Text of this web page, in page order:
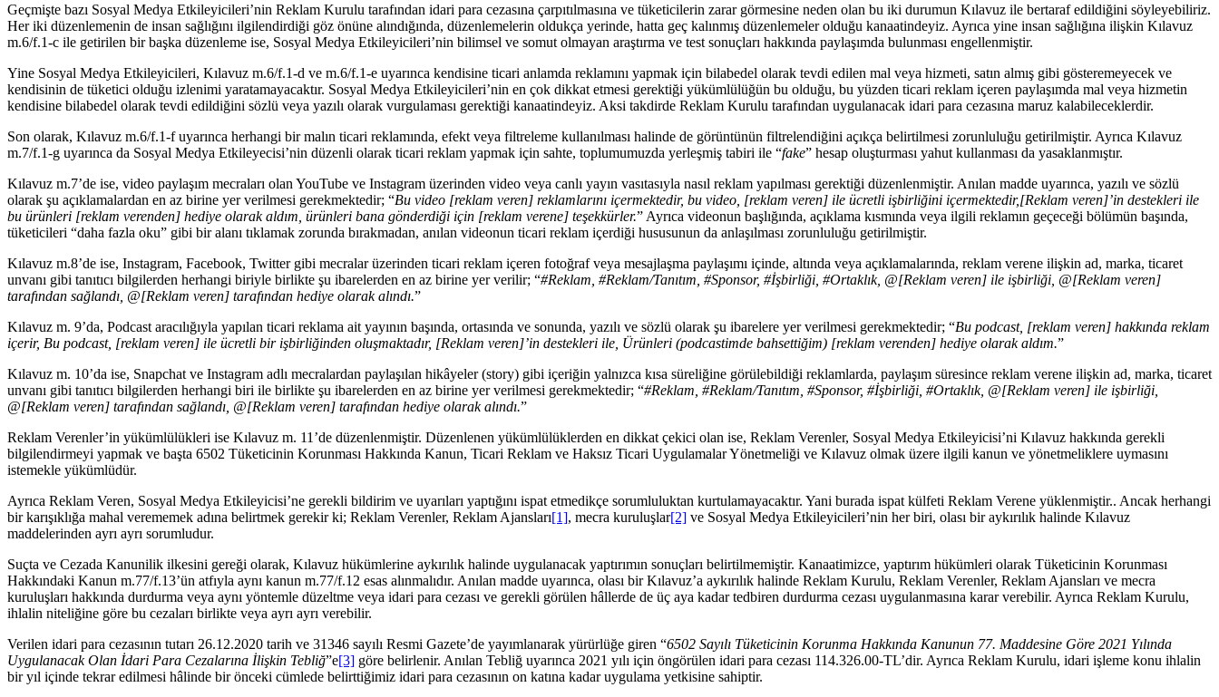
Geçmişte bazı Sosyal Medya Etkileyicileri’nin Reklam Kurulu tarafından idari para cezasına çarpıtılmasına ve tüketicilerin zarar görmesine neden olan bu iki durumun Kılavuz ile bertaraf edildiğini söyleyebiliriz.
Her iki düzenlemenin de insan sağlığını ilgilendirdiği göz önüne alındığında, düzenlemelerin oldukça yerinde, hatta geç kalınmış düzenlemeler olduğu kanaatindeyiz. Ayrıca yine insan sağlığına ilişkin Kılavuz
m.6/f.1-c ile getirilen bir başka düzenleme ise, Sosyal Medya Etkileyicileri’nin bilimsel ve somut olmayan araştırma ve test sonuçları hakkında paylaşımda bulunması engellenmiştir.
Yine Sosyal Medya Etkileyicileri, Kılavuz m.6/f.1-d ve m.6/f.1-e uyarınca kendisine ticari anlamda reklamını yapmak için bilabedel olarak tevdi edilen mal veya hizmeti, satın almış gibi gösteremeyecek ve
kendisinin de tüketici olduğu izlenimi yaratamayacaktır. Sosyal Medya Etkileyicileri’nin en çok dikkat etmesi gerektiği yükümlülüğün bu olduğu, bu yüzden ticari reklam içeren paylaşımda mal veya hizmetin
kendisine bilabedel olarak tevdi edildiğini sözlü veya yazılı olarak vurgulaması gerektiği kanaatindeyiz. Aksi takdirde Reklam Kurulu tarafından uygulanacak idari para cezasına maruz kalabileceklerdir.
Son olarak, Kılavuz m.6/f.1-f uyarınca herhangi bir malın ticari reklamında, efekt veya filtreleme kullanılması halinde de görüntünün filtrelendiğini açıkça belirtilmesi zorunluluğu getirilmiştir. Ayrıca Kılavuz
m.7/f.1-g uyarınca da Sosyal Medya Etkileyecisi’nin düzenli olarak ticari reklam yapmak için sahte, toplumumuzda yerleşmiş tabiri ile “fake” hesap oluşturması yahut kullanması da yasaklanmıştır.
Kılavuz m.7’de ise, video paylaşım mecraları olan YouTube ve Instagram üzerinden video veya canlı yayın vasıtasıyla nasıl reklam yapılması gerektiği düzenlenmiştir. Anılan madde uyarınca, yazılı ve sözlü
olarak şu açıklamalardan en az birine yer verilmesi gerekmektedir; “Bu video [reklam veren] reklamlarını içermektedir, bu video, [reklam veren] ile ücretli işbirliğini içermektedir,[Reklam veren]’in destekleri ile
bu ürünleri [reklam verenden] hediye olarak aldım , ürünleri bana gönderdiği için [reklam verene] teşekkürler.” Ayrıca videonun başlığında, açıklama kısmında veya ilgili reklamın geçeceği bölümün başında,
tüketicileri “daha fazla oku” gibi bir alanı tıklamak zorunda bırakmadan, anılan videonun ticari reklam içerdiği hususunun da anlaşılması zorunluluğu getirilmiştir.
Kılavuz m.8’de ise, Instagram, Facebook, Twitter gibi mecralar üzerinden ticari reklam içeren fotoğraf veya mesajlaşma paylaşımı içinde, altında veya açıklamalarında, reklam verene ilişkin ad, marka, ticaret
unvanı gibi tanıtıcı bilgilerden herhangi biriyle birlikte şu ibarelerden en az birine yer verilir; “#Reklam, #Reklam/Tanıtım, #Sponsor, #İşbirliği, #Ortaklık, @[Reklam veren] ile işbirliği, @[Reklam veren]
tarafından sağlandı, @[Reklam veren] tarafından hediye olarak alındı.”
Kılavuz m. 9’da, Podcast aracılığıyla yapılan ticari reklama ait yayının başında, ortasında ve sonunda, yazılı ve sözlü olarak şu ibarelere yer verilmesi gerekmektedir; “Bu podcast, [reklam veren] hakkında reklam
içerir, Bu podcast, [reklam veren] ile ücretli bir işbirliğinden oluşmaktadır, [Reklam veren]’in destekleri ile, Ürünleri (podcastimde bahsettiğim) [reklam verenden] hediye olarak aldım.”
Kılavuz m. 10’da ise, Snapchat ve Instagram adlı mecralardan paylaşılan hikâyeler (story) gibi içeriğin yalnızca kısa süreliğine görülebildiği reklamlarda, paylaşım süresince reklam verene ilişkin ad, marka, ticaret
unvanı gibi tanıtıcı bilgilerden herhangi biri ile birlikte şu ibarelerden en az birine yer verilmesi gerekmektedir; “#Reklam, #Reklam/Tanıtım, #Sponsor, #İşbirliği, #Ortaklık, @[Reklam veren] ile işbirliği,
@[Reklam veren] tarafından sağlandı, @[Reklam veren] tarafından hediye olarak alındı.”
Reklam Verenler’in yükümlülükleri ise Kılavuz m. 11’de düzenlenmiştir. Düzenlenen yükümlülüklerden en dikkat çekici olan ise, Reklam Verenler, Sosyal Medya Etkileyicisi’ni Kılavuz hakkında gerekli
bilgilendirmeyi yapmak ve başta 6502 Tüketicinin Korunması Hakkında Kanun, Ticari Reklam ve Haksız Ticari Uygulamalar Yönetmeliği ve Kılavuz olmak üzere ilgili kanun ve yönetmeliklere uymasını
istemekle yükümlüdür.
Ayrıca Reklam Veren, Sosyal Medya Etkileyicisi’ne gerekli bildirim ve uyarıları yaptığını ispat etmedikçe sorumluluktan kurtulamayacaktır. Yani burada ispat külfeti Reklam Verene yüklenmiştir.. Ancak herhangi
bir karışıklığa mahal verememek adına belirtmek gerekir ki; Reklam Verenler, Reklam Ajansları[1], mecra kuruluşlar[2] ve Sosyal Medya Etkileyicileri’nin her biri, olası bir aykırılık halinde Kılavuz
maddelerinden ayrı ayrı sorumludur.
Suçta ve Cezada Kanunilik ilkesini gereği olarak, Kılavuz hükümlerine aykırılık halinde uygulanacak yaptırımın sonuçları belirtilmemiştir. Kanaatimizce, yaptırım hükümleri olarak Tüketicinin Korunması
Hakkındaki Kanun m.77/f.13’ün atfıyla aynı kanun m.77/f.12 esas alınmalıdır. Anılan madde uyarınca, olası bir Kılavuz’a aykırılık halinde Reklam Kurulu, Reklam Verenler, Reklam Ajansları ve mecra
kuruluşları hakkında durdurma veya aynı yöntemle düzeltme veya idari para cezası ve gerekli görülen hâllerde de üç aya kadar tedbiren durdurma cezası uygulanmasına karar verebilir. Ayrıca Reklam Kurulu,
ihlalin niteliğine göre bu cezaları birlikte veya ayrı ayrı verebilir.
Verilen idari para cezasının tutarı 26.12.2020 tarih ve 31346 sayılı Resmi Gazete’de yayımlanarak yürürlüğe giren “6502 Sayılı Tüketicinin Korunma Hakkında Kanunun 77. Maddesine Göre 2021 Yılında
Uygulanacak Olan İdari Para Cezalarına İlişkin Tebliğ”e[3] göre belirlenir. Anılan Tebliğ uyarınca 2021 yılı için öngörülen idari para cezası 114.326.00-TL’dir. Ayrıca Reklam Kurulu, idari işleme konu ihlalin
bir yıl içinde tekrar edilmesi hâlinde bir önceki cümlede belirttiğimiz idari para cezasının on katına kadar uygulama yetkisine sahiptir.